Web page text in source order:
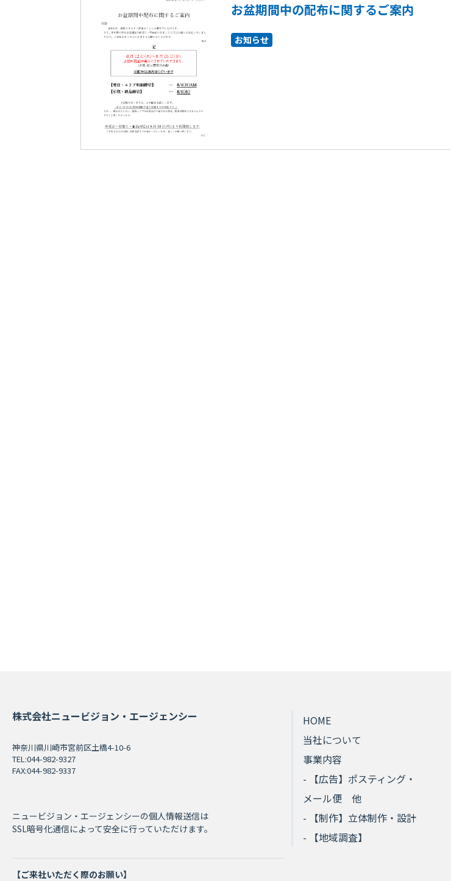
お盆期間中の配布に関するご案内
お知らせ
HOME
当社について
事業内容
- 【広告】ポスティング・
メール便 他
- 【制作】立体制作・設計
- 【地域調査】
株式会社ニュービジョン・エージェンシー
神奈川県川崎市宮前区土橋4-10-6
TEL:044-982-9327
FAX:044-982-9337
ニュービジョン・エージェンシーの個人情報送信は
SSL暗号化通信によって安全に行っていただけます。
【ご来社いただく際のお願い】